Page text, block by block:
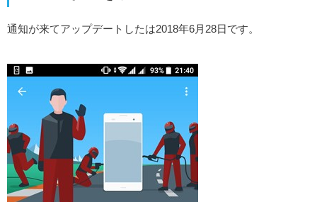
通知が来てアップデートしたは2018年6月28日です。